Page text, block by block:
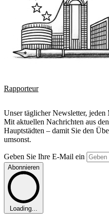
Rapporteur
Unser täglicher Newsletter,
Mit aktuellen Nachrichten aus
Hauptstädten – damit Sie den
umsonst.
Geben Sie Ihre E-Mail ein
Abonnieren
Loading...